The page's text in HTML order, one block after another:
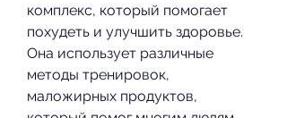
комплекс, который помогает
похудеть и улучшить здоровье.
Она использует различные
методы тренировок,
маложирных продуктов,